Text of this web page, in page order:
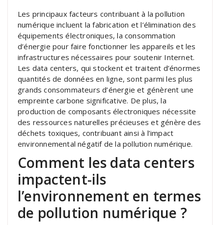
Les principaux facteurs contribuant à la pollution
numérique incluent la fabrication et l’élimination des
équipements électroniques, la consommation
d’énergie pour faire fonctionner les appareils et les
infrastructures nécessaires pour soutenir Internet.
Les data centers, qui stockent et traitent d’énormes
quantités de données en ligne, sont parmi les plus
grands consommateurs d’énergie et génèrent une
empreinte carbone significative. De plus, la
production de composants électroniques nécessite
des ressources naturelles précieuses et génère des
déchets toxiques, contribuant ainsi à l’impact
environnemental négatif de la pollution numérique.
Comment les data centers
impactent-ils
l’environnement en termes
de pollution numérique ?